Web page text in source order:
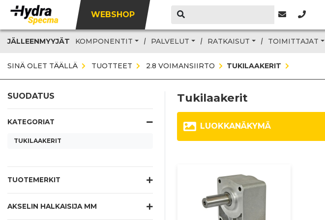
WEBSHOP
JÄLLEENMYYJÄT KOMPONENTIT PALVELUT RATKAISUT TOIMITTAJAT
SINÄ OLET TÄÄLLÄ TUOTTEET 2.8 VOIMANSIIRTO TUKILAAKERIT
SUODATUS
KATEGORIAT
TUKILAAKERIT
TUOTEMERKIT
AKSELIN HALKAISIJA MM
Tukilaakerit
LUOKKANÄKYMÄ